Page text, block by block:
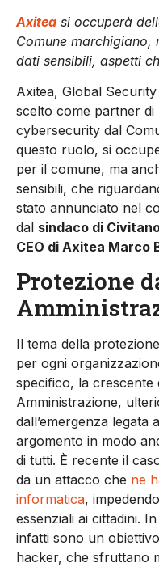
Axitea si occuperà
Comune marchigiano,
dati sensibili, aspetti
Axitea, Global
scelto come partner
cybersecurity dal
questo ruolo, si
per il comune, ma
sensibili, che
stato annunciato nel
dal sindaco di
CEO di Axitea Marco
Protezione
Il tema della
per ogni
specifico, la crescente
Amministrazione,
dall’emergenza legata
argomento in modo
di tutti. È recente il
da un attacco che ne
informatica,
essenziali ai cittadini.
infatti sono un
hacker, che sfruttano